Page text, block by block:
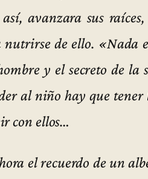
avanzara sus
nutrirse de ello. «Nada
y el secreto de la
al niño hay que
con ellos…
el recuerdo de un